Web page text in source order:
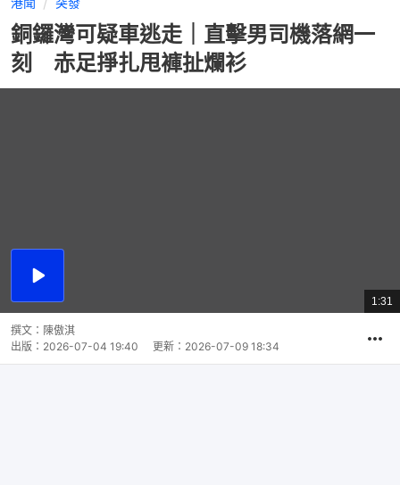
銅鑼灣可疑車逃走｜直擊男司機落網一
刻 赤足掙扎甩褲扯爛衫
播
總
共
1:31
撰文： 陳傲淇
出版： 2026-07-04 19:40 更新： 2026-07-09 18:34